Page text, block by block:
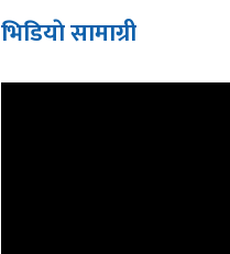
भिडियाे सामाग्री